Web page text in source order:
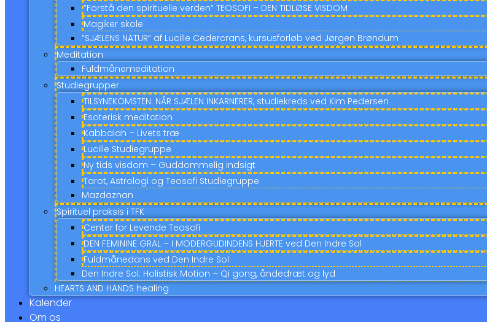
”Forstå den spirituelle verden” TEOSOFI – DEN TIDLØSE VISDOM
Magiker skole
”SJÆLENS NATUR” af Lucille Cedercrans, kursusforløb ved Jørgen Brøndum
Meditation
Fuldmånemeditation
Studiegrupper
TILSYNEKOMSTEN: NÅR SJÆLEN INKARNERER, studiekreds ved Kim Pedersen
Esoterisk meditation
Kabbalah – Livets træ
Lucille Studiegruppe
Ny tids visdom – Guddommelig indsigt
Tarot, Astrologi og Teosofi Studiegruppe
Mazdaznan
Spirituel praksis i TFK
Center for Levende Teosofi
DEN FEMININE GRAL – I MODERGUDINDENS HJERTE ved Den Indre Sol
Fuldmånedans ved Den Indre Sol
Den Indre Sol: Holistisk Motion – Qi gong, åndedræt og lyd
HEARTS AND HANDS healing
Kalender
Om os